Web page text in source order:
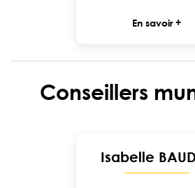
En savoir +
Conseillers
Isabelle